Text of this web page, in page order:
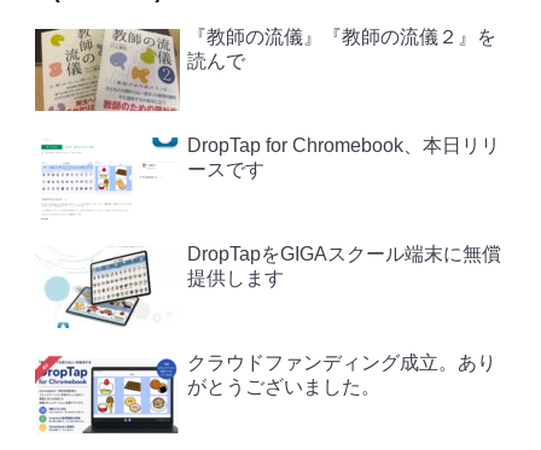
『教師の流儀』『教師の流儀２』を
読んで
DropTap for Chromebook、本日リリ
ースです
DropTapをGIGAスクール端末に無償
提供します
クラウドファンディング成立。あり
がとうございました。